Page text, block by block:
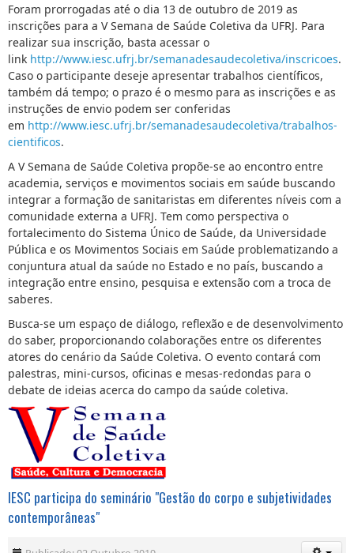
Foram prorrogadas até o dia 13 de outubro de 2019 as
inscrições para a V Semana de Saúde Coletiva da UFRJ. Para
realizar sua inscrição, basta acessar o
link http://www.iesc.ufrj.br/semanadesaudecoletiva/inscricoes.
Caso o participante deseje apresentar trabalhos científicos,
também dá tempo; o prazo é o mesmo para as inscrições e as
instruções de envio podem ser conferidas
em http://www.iesc.ufrj.br/semanadesaudecoletiva/trabalhos-
cientificos.
A V Semana de Saúde Coletiva propõe-se ao encontro entre
academia, serviços e movimentos sociais em saúde buscando
integrar a formação de sanitaristas em diferentes níveis com a
comunidade externa a UFRJ. Tem como perspectiva o
fortalecimento do Sistema Único de Saúde, da Universidade
Pública e os Movimentos Sociais em Saúde problematizando a
conjuntura atual da saúde no Estado e no país, buscando a
integração entre ensino, pesquisa e extensão com a troca de
saberes.
Busca-se um espaço de diálogo, reflexão e de desenvolvimento
do saber, proporcionando colaborações entre os diferentes
atores do cenário da Saúde Coletiva. O evento contará com
palestras, mini-cursos, oficinas e mesas-redondas para o
debate de ideias acerca do campo da saúde coletiva.
IESC participa do seminário "Gestão do corpo e subjetividades
contemporâneas"